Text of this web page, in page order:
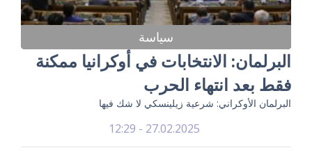
سياسة
البرلمان: الانتخابات في أوكرانيا ممكنة
فقط بعد انتهاء الحرب
البرلمان الأوكراني: شرعية زيلينسكي لا شك فيها
27.02.2025 - 12:29